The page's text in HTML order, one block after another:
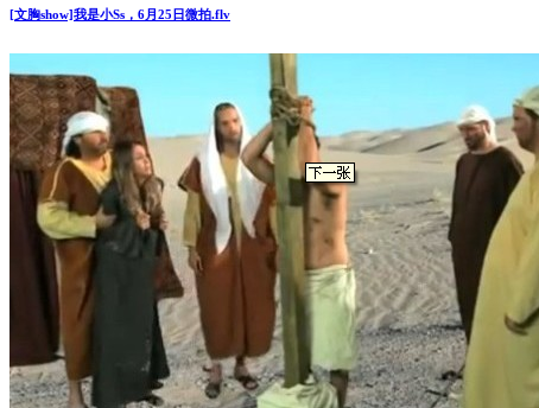
[文胸show]我是小Ss，6月25日微拍.flv